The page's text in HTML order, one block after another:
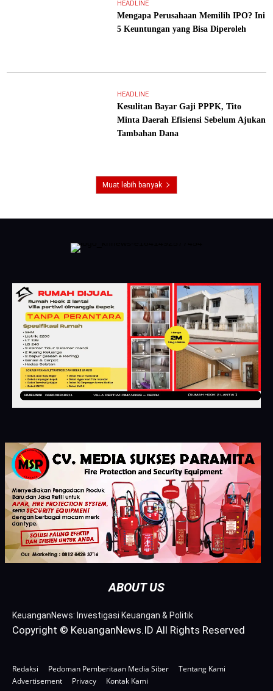
HEADLINE
Mengapa Perusahaan Memilih IPO? Ini
5 Keuntungan yang Bisa Diperoleh
HEADLINE
Kesulitan Bayar Gaji PPPK, Tito
Minta Daerah Efisiensi Sebelum Ajukan
Tambahan Dana
Muat lebih banyak
ABOUT US
KeuanganNews: Investigasi Keuangan & Politik
Copyright © KeuanganNews.ID All Rights Reserved
Redaksi Pedoman Pemberitaan Media Siber
Tentang Kami
Advertisement
Privacy Kontak Kami